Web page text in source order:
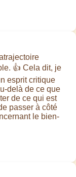
👍 Cela dit, je
esprit critique
delà de ce que
de ce qui est
passer à côté
le bien-